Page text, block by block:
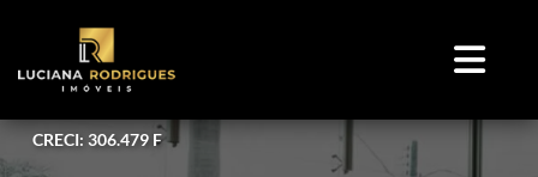
CRECI: 306.479 F